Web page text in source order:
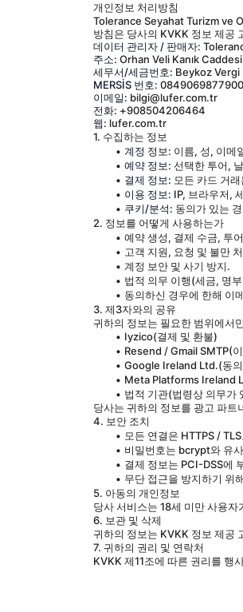
개인정보 처리방침
Tolerance Seyahat Turizm ve
방침은 당사의 KVKK 정보 제공
데이터 관리자 / 판매자:
주소: Orhan Veli Kanık
세무서/세금번호: Beykoz
MERSİS 번호:
이메일: bilgi@lufer.com.tr
전화: +908504206464
웹: lufer.com.tr
1. 수집하는 정보
계정 정보: 이름, 성, 이메
예약 정보: 선택한 투어,
결제 정보: 모든 카드 거
이용 정보: IP, 브라우저,
쿠키/분석: 동의가 있는
2. 정보를 어떻게 사용하는가
예약 생성, 결제 수금, 투
고객 지원, 요청 및 불만
계정 보안 및 사기 방지.
법적 의무 이행(세금, 명
동의하신 경우에 한해 이
3. 제3자와의 공유
귀하의 정보는 필요한 범위에서
Iyzico(결제 및 환불)
Resend / Gmail SMTP(
Google Ireland Ltd.(동
Meta Platforms Ireland
법적 기관(법령상 의무가
당사는 귀하의 정보를 광고 파
4. 보안 조치
모든 연결은 HTTPS /
비밀번호는 bcrypt와 유
결제 정보는 PCI-DSS에
무단 접근을 방지하기 위
5. 아동의 개인정보
당사 서비스는 18세 미만 사용
6. 보관 및 삭제
귀하의 정보는 KVKK 정보 제공
7. 귀하의 권리 및 연락처
KVKK 제11조에 따른 권리를 행